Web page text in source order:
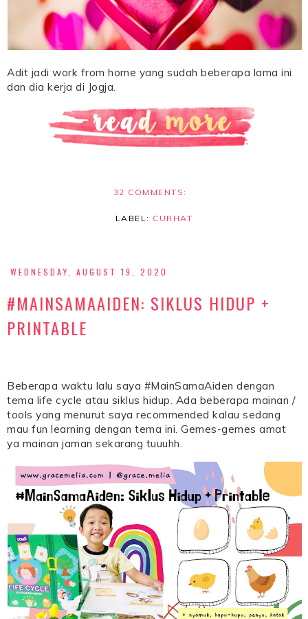
Adit jadi work from home yang sudah beberapa lama ini
dan dia kerja di Jogja.
32 COMMENTS:
LABEL: CURHAT
WEDNESDAY, AUGUST 19, 2020
#MAINSAMAAIDEN: SIKLUS HIDUP +
PRINTABLE
Beberapa waktu lalu saya #MainSamaAiden dengan
tema life cycle atau siklus hidup. Ada beberapa mainan /
tools yang menurut saya recommended kalau sedang
mau fun learning dengan tema ini. Gemes-gemes amat
ya mainan jaman sekarang tuuuhh.